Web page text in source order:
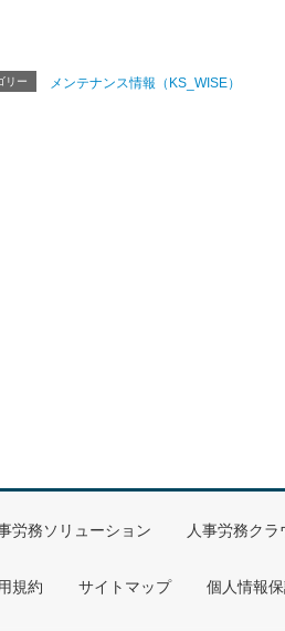
リー メンテナンス情報（KS_WISE）
労務ソリューション 人事労務クラ
規約 サイトマップ 個人情報